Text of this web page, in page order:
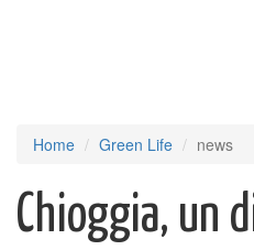
Home Green Life news
Chioggia, un